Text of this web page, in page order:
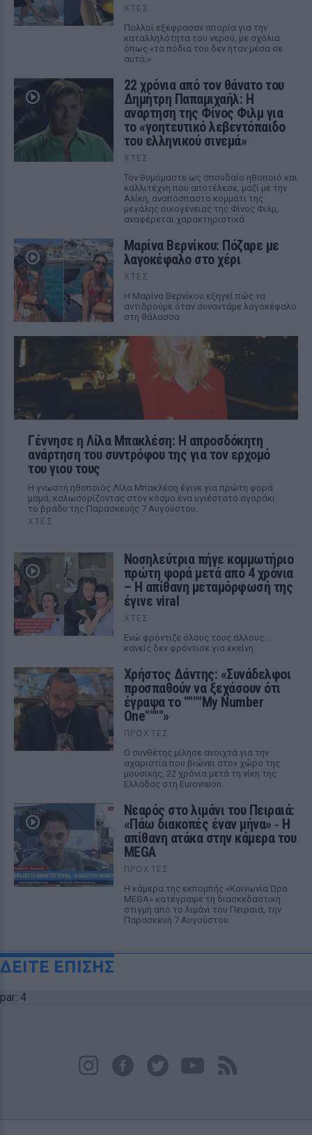
ΧΤΕΣ
Πολλοί εξέφρασαν απορία για την
καταλληλότητα του νερού, με σχόλια
όπως «τα πόδια του δεν ήταν μέσα σε
αυτό;»
22 χρόνια από τον θάνατο του
Δημήτρη Παπαμιχαήλ: Η
ανάρτηση της Φίνος Φιλμ για
το «γοητευτικό λεβεντόπαιδο
του ελληνικού σινεμά»
ΧΤΕΣ
Τον θυμόμαστε ως σπουδαίο ηθοποιό και
καλλιτέχνη που αποτέλεσε, μαζί με την
Αλίκη, αναπόσπαστο κομμάτι της
μεγάλης οικογένειας της Φίνος Φιλμ,
αναφέρεται χαρακτηριστικά
Μαρίνα Βερνίκου: Πόζαρε με
λαγοκέφαλο στο χέρι
ΧΤΕΣ
Η Μαρίνα Βερνίκου εξηγεί πώς να
αντιδρούμε όταν συναντάμε λαγοκέφαλο
στη θάλασσα
Γέννησε η Λίλα Μπακλέση: Η απροσδόκητη
ανάρτηση του συντρόφου της για τον ερχομό
του γιου τους
Η γνωστή ηθοποιός Λίλα Μπακλέση έγινε για πρώτη φορά
μαμά, καλωσορίζοντας στον κόσμο ένα υγιέστατο αγοράκι
το βράδυ της Παρασκευής 7 Αυγούστου.
ΧΤΕΣ
Νοσηλεύτρια πήγε κομμωτήριο
πρώτη φορά μετά από 4 χρόνια
– Η απίθανη μεταμόρφωσή της
έγινε viral
ΧΤΕΣ
Ενώ φρόντιζε όλους τους άλλους...
κανείς δεν φρόντισε για εκείνη
Χρήστος Δάντης: «Συνάδελφοι
προσπαθούν να ξεχάσουν ότι
έγραψα το """"My Number
One""""»
ΠΡΟΧΤΈΣ
Ο συνθέτης μίλησε ανοιχτά για την
αχαριστία που βιώνει στον χώρο της
μουσικής, 22 χρόνια μετά τη νίκη της
Ελλάδας στη Eurovision.
Νεαρός στο λιμάνι του Πειραιά:
«Πάω διακοπές έναν μήνα» ‑ Η
απίθανη ατάκα στην κάμερα του
MEGA
ΠΡΟΧΤΈΣ
Η κάμερα της εκπομπής «Κοινωνία Ώρα
MEGA» κατέγραψε τη διασκεδαστική
στιγμή από το λιμάνι του Πειραιά, την
Παρασκευή 7 Αυγούστου.
ΔΕΙΤΕ ΕΠΙΣΗΣ
par: 4